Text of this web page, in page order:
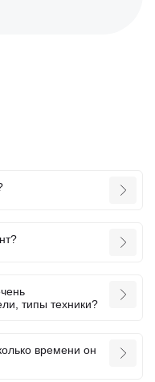
типы техники?
времени он